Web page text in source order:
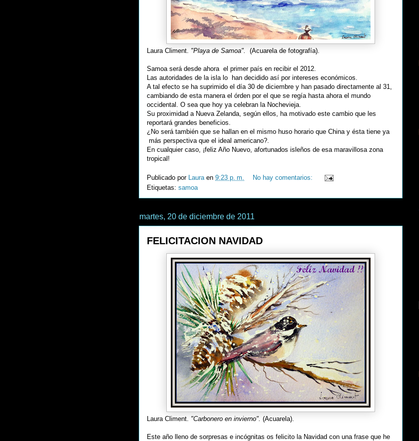
Laura Climent. "Playa de Samoa". (Acuarela de fotografía).
Samoa será desde ahora el primer país en recibir el 2012.
Las autoridades de la isla lo han decidido así por intereses económicos.
A tal efecto se ha suprimido el día 30 de diciembre y han pasado directamente al 31,
cambiando de esta manera el órden por el que se regía hasta ahora el mundo
occidental. O sea que hoy ya celebran la Nochevieja.
Su proximidad a Nueva Zelanda, según ellos, ha motivado este cambio que les
reportará grandes beneficios.
¿No será también que se hallan en el mismo huso horario que China y ésta tiene ya
más perspectiva que el ideal americano?.
En cualquier caso, ¡feliz Año Nuevo, afortunados isleños de esa maravillosa zona
tropical!
Publicado por Laura en 9:23 p. m.
No hay comentarios:
Etiquetas: samoa
martes, 20 de diciembre de 2011
FELICITACION NAVIDAD
Laura Climent. "Carbonero en invierno". (Acuarela).
Este año lleno de sorpresas e incógnitas os felicito la Navidad con una frase que he